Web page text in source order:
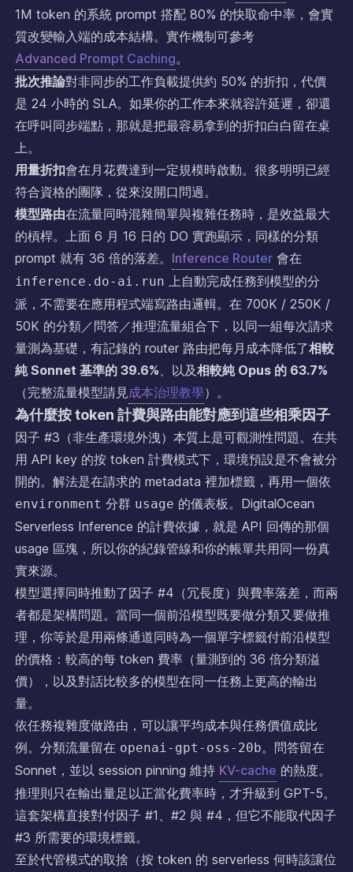
1M token 的系統 prompt 搭配 80% 的快取命中率，會實
質改變輸入端的成本結構。實作機制可參考
Advanced Prompt Caching。
批次推論對非同步的工作負載提供約 50% 的折扣，代價
是 24 小時的 SLA。如果你的工作本來就容許延遲，卻還
在呼叫同步端點，那就是把最容易拿到的折扣白白留在桌
上。
用量折扣會在月花費達到一定規模時啟動。很多明明已經
符合資格的團隊，從來沒開口問過。
模型路由在流量同時混雜簡單與複雜任務時，是效益最大
的槓桿。上面 6 月 16 日的 DO 實跑顯示，同樣的分類
prompt 就有 36 倍的落差。 Inference Router會在
inference.do-ai.run 上自動完成任務到模型的分
派，不需要在應用程式端寫路由邏輯。在 700K / 250K /
50K 的分類／問答／推理流量組合下，以同一組每次請求
量測為基礎，有記錄的 router 路由把每月成本降低了相較
純 Sonnet 基準的 39.6% 、以及相較純 Opus 的 63.7%
（完整流量模型請見成本治理教學）。
為什麼按 token 計費與路由能對應到這些相乘因子
因子 #3（非生產環境外洩）本質上是可觀測性問題。在共
用 API key 的按 token 計費模式下，環境預設是不會被分
開的。解法是在請求的 metadata 裡加標籤，再用一個依
environment 分群 usage 的儀表板。DigitalOcean
Serverless Inference 的計費依據，就是 API 回傳的那個
usage 區塊，所以你的紀錄管線和你的帳單共用同一份真
實來源。
模型選擇同時推動了因子 #4（冗長度）與費率落差，而兩
者都是架構問題。當同一個前沿模型既要做分類又要做推
理，你等於是用兩條通道同時為一個單字標籤付前沿模型
的價格：較高的每 token 費率（量測到的 36 倍分類溢
價），以及對話比較多的模型在同一任務上更高的輸出
量。
依任務複雜度做路由，可以讓平均成本與任務價值成比
例。分類流量留在 openai-gpt-oss-20b。問答留在
Sonnet，並以 session pinning 維持 KV-cache 的熱度。
推理則只在輸出量足以正當化費率時，才升級到 GPT-5。
這套架構直接對付因子 #1、#2 與 #4，但它不能取代因子
#3 所需要的環境標籤。
至於代管模式的取捨（按 token 的 serverless 何時該讓位